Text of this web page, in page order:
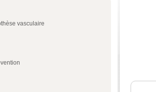
vasculaire